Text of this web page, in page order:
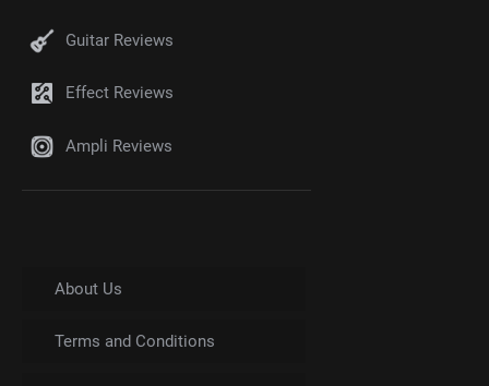
Guitar Reviews
Effect Reviews
Ampli Reviews
About Us
Terms and Conditions